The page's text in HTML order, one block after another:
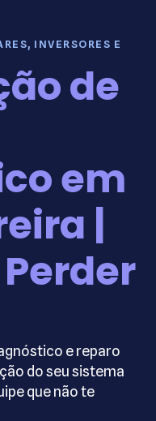
INVERSORES E
de
em
|
e reparo
do seu sistema
que não te